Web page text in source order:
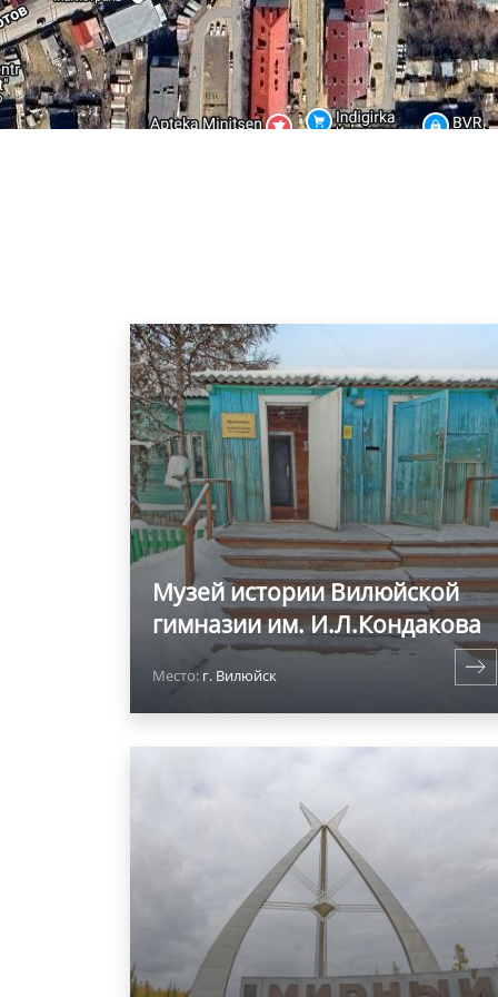
Музей истории Вилюйской
гимназии им. И.Л.Кондакова
Место: г. Вилюйск